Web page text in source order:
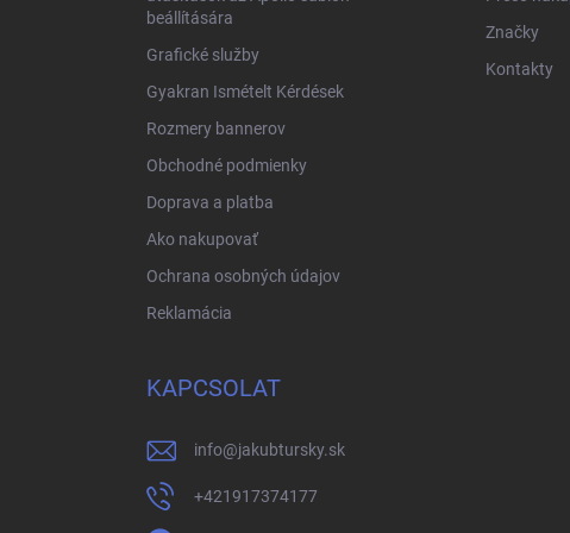
beállítására
Grafické služby
Gyakran Ismételt Kérdések
Rozmery bannerov
Obchodné podmienky
Doprava a platba
Ako nakupovať
Ochrana osobných údajov
Reklamácia
Značky
Kontakty
KAPCSOLAT
info@jakubtursky.sk
+421917374177